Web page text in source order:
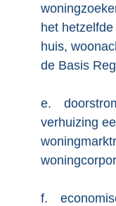
het
huis,
de Basis
e.
verhuizing
f.